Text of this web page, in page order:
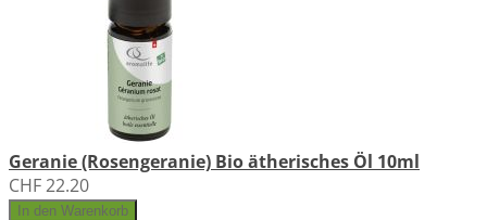
Geranie (Rosengeranie) Bio ätherisches Öl 10ml
CHF 22.20
In den Warenkorb